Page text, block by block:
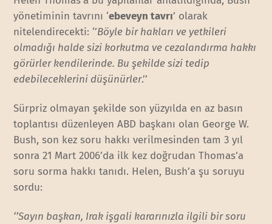
yönetiminin tavrını ‘ebeveyn tavrı’ olarak
nitelendirecekti: ‘’Böyle bir hakları ve yetkileri
olmadığı halde sizi korkutma ve cezalandırma hakkı
görürler kendilerinde. Bu şekilde sizi tedip
edebileceklerini düşünürler.’’
Sürpriz olmayan şekilde son yüzyılda en az basın
toplantısı düzenleyen ABD başkanı olan George W.
Bush, son kez soru hakkı verilmesinden tam 3 yıl
sonra 21 Mart 2006’da ilk kez doğrudan Thomas’a
soru sorma hakkı tanıdı. Helen, Bush’a şu soruyu
sordu:
‘’Sayın başkan, Irak işgali kararınızla ilgili bir soru